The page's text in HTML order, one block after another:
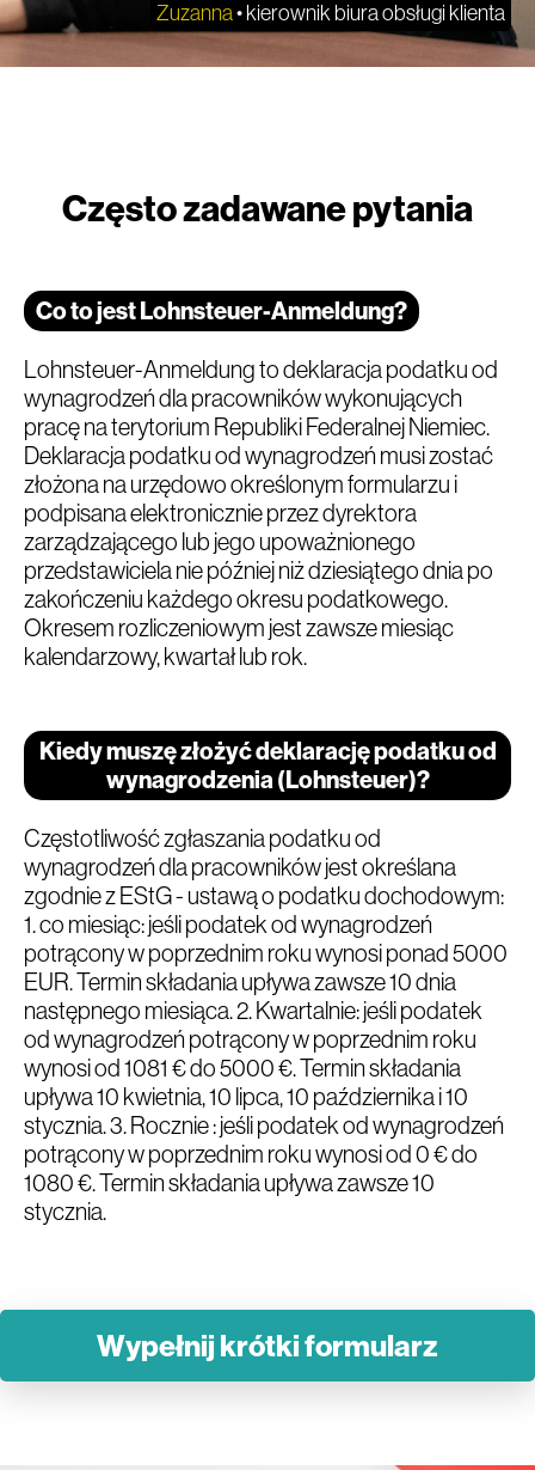
Zuzanna• kierownik biura obsługi klienta
Często zadawane pytania
Co to jest Lohnsteuer-Anmeldung?
Lohnsteuer-Anmeldung to deklaracja podatku od
wynagrodzeń dla pracowników wykonujących
pracę na terytorium Republiki Federalnej Niemiec.
Deklaracja podatku od wynagrodzeń musi zostać
złożona na urzędowo określonym formularzu i
podpisana elektronicznie przez dyrektora
zarządzającego lub jego upoważnionego
przedstawiciela nie później niż dziesiątego dnia po
zakończeniu każdego okresu podatkowego.
Okresem rozliczeniowym jest zawsze miesiąc
kalendarzowy, kwartał lub rok.
Kiedy muszę złożyć deklarację podatku od
wynagrodzenia (Lohnsteuer)?
Częstotliwość zgłaszania podatku od
wynagrodzeń dla pracowników jest określana
zgodnie z EStG - ustawą o podatku dochodowym:
1. co miesiąc: jeśli podatek od wynagrodzeń
potrącony w poprzednim roku wynosi ponad 5000
EUR. Termin składania upływa zawsze 10 dnia
następnego miesiąca. 2. Kwartalnie: jeśli podatek
od wynagrodzeń potrącony w poprzednim roku
wynosi od 1081 € do 5000 €. Termin składania
upływa 10 kwietnia, 10 lipca, 10 października i 10
stycznia. 3. Rocznie : jeśli podatek od wynagrodzeń
potrącony w poprzednim roku wynosi od 0 € do
1080 €. Termin składania upływa zawsze 10
stycznia.
Wypełnij krótki formularz